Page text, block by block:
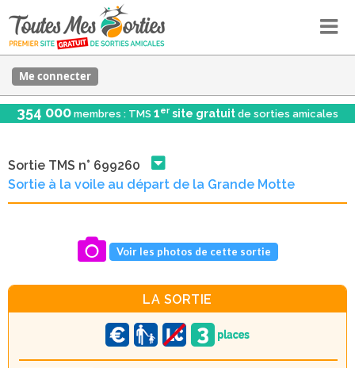
Me connecter
354 000 membres : TMS 1er site gratuit de sorties amicales
Sortie TMS n° 699260
Sortie à la voile au départ de la Grande Motte
Voir les photos de cette sortie
LA SORTIE